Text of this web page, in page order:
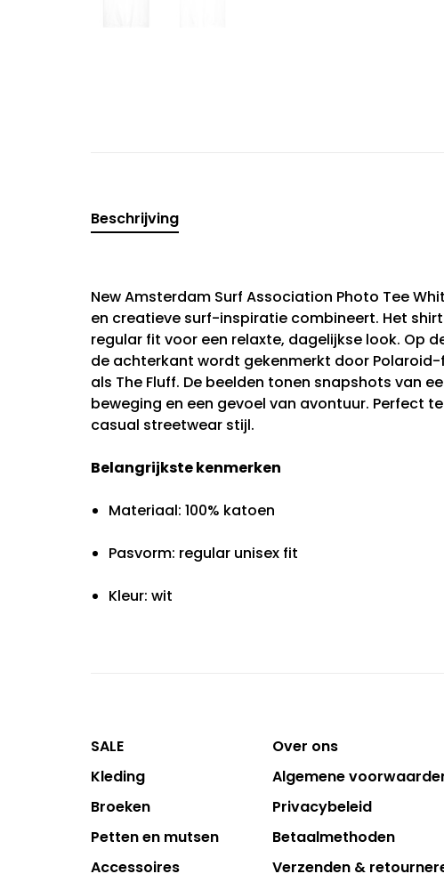
Beschrijving
New Amsterdam Surf Association Photo Tee
en creatieve surf-inspiratie combineert. Het
regular fit voor een relaxte, dagelijkse look. Op
de achterkant wordt gekenmerkt door
als The Fluff. De beelden tonen snapshots van
beweging en een gevoel van avontuur. Perfect
casual streetwear stijl.
Belangrijkste kenmerken
Materiaal: 100% katoen
Pasvorm: regular unisex fit
Kleur: wit
SALE
Kleding
Broeken
Petten en mutsen
Accessoires
Over ons
Algemene
Privacybeleid
Betaalmethoden
Verzenden &